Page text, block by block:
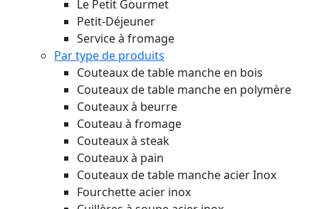
Le Petit Gourmet
Petit-Déjeuner
Service à fromage
Par type de produits
Couteaux de table manche en bois
Couteaux de table manche en polymère
Couteaux à beurre
Couteau à fromage
Couteaux à steak
Couteaux à pain
Couteaux de table manche acier Inox
Fourchette acier inox